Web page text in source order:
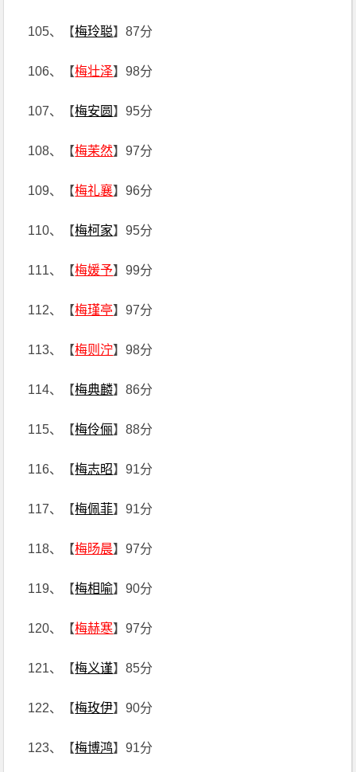
105、【梅玲聪】87分
106、【梅壮泽】98分
107、【梅安圆 】95分
108、【梅茉然】97分
109、【梅礼襄】96分
110、【梅柯家】95分
111、【梅媛予】99分
112、【梅瑾亭】97分
113、【梅则泞】98分
114、【梅典麟】86分
115、【梅伶俪】88分
116、【梅志昭】91分
117、【梅佩菲】91分
118、【梅旸晨】97分
119、【梅相喻】90分
120、【梅赫寒】97分
121、【梅义谨】85分
122、【梅玫伊】90分
123、【梅博鸿】91分